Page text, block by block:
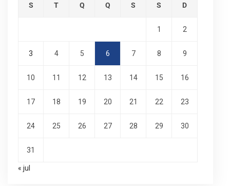
S T Q Q S S D
1 2
3 4 5 6 7 8 9
10 11 12 13 14 15 16
17 18 19 20 21 22 23
24 25 26 27 28 29 30
31
« jul